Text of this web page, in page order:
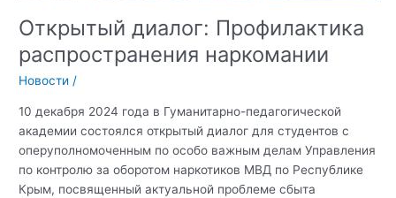
Открытый диалог: Профилактика
распространения наркомании
Новости /
10 декабря 2024 года в Гуманитарно-педагогической
академии состоялся открытый диалог для студентов с
оперуполномоченным по особо важным делам Управления
по контролю за оборотом наркотиков МВД по Республике
Крым, посвященный актуальной проблеме сбыта